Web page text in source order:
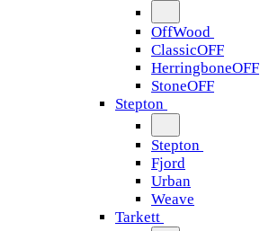
OffWood
ClassicOFF
HerringboneOFF
StoneOFF
Stepton
Stepton
Fjord
Urban
Weave
Tarkett